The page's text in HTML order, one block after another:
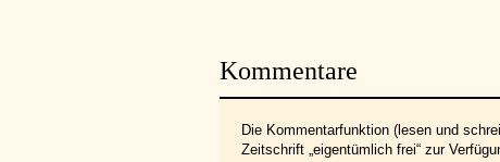
Kommentare
Die Kommentarfunktion (lesen und
Zeitschrift „eigentümlich frei“ zur